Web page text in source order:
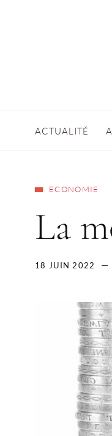
ACTUALITÉ
ECONOMIE
La
18 JUIN 2022